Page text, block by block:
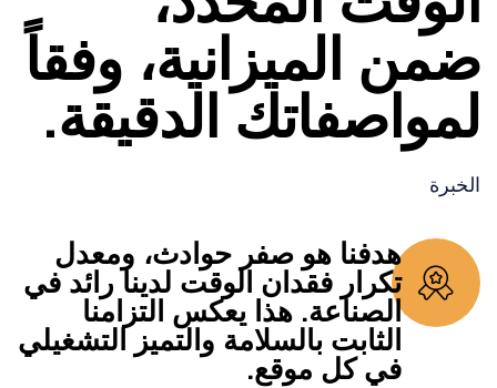
ضمن الميزانية، وفقاً
لمواصفاتك الدقيقة.
الخبرة
هدفنا هو صفر حوادث، ومعدل
تكرار فقدان الوقت لدينا رائد في
الصناعة. هذا يعكس التزامنا
الثابت بالسلامة والتميز التشغيلي
في كل موقع.